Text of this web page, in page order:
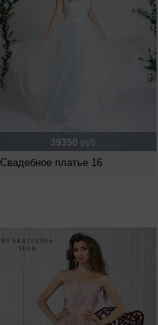
39350 руб.
Свадебное платье 16